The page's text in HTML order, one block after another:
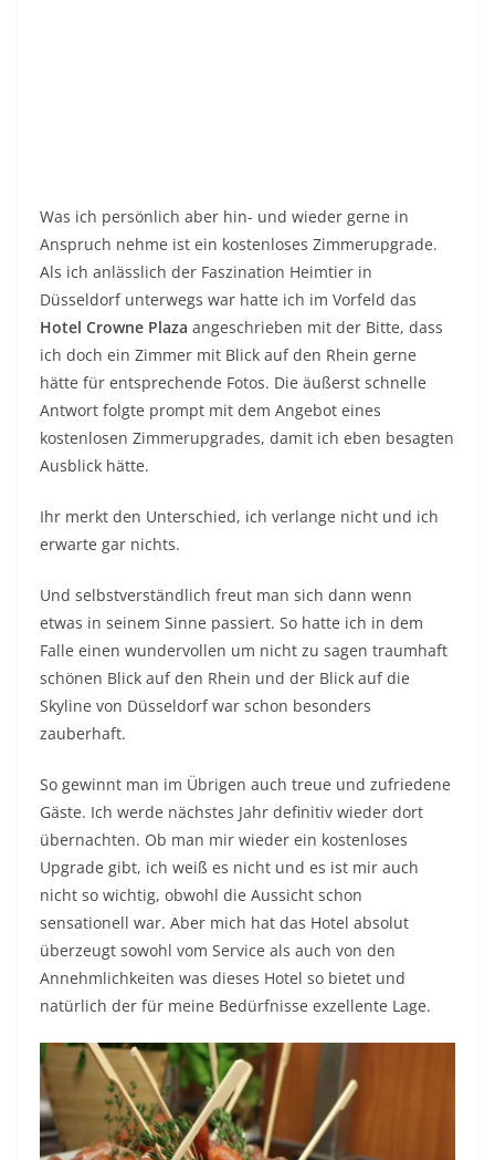
Falle einen wundervollen um nicht zu sagen traumhaft
schönen Blick auf den Rhein und der Blick auf die
Skyline von Düsseldorf war schon besonders
zauberhaft.
So gewinnt man im Übrigen auch treue und zufriedene
Gäste. Ich werde nächstes Jahr definitiv wieder dort
übernachten. Ob man mir wieder ein kostenloses
Upgrade gibt, ich weiß es nicht und es ist mir auch
nicht so wichtig, obwohl die Aussicht schon
überzeugt sowohl vom Service als auch von den
Annehmlichkeiten was dieses Hotel so bietet und
Warum mir auch der Begriff
Blogger so schwer fällt….
Was ist ein Blog?
Blog ist eine Abkürzung für Weblog, ein englischer
Terminus, der sich aus „World Wide Web“ und
„Logbuch“ ableitet und von daher in etwa so viel